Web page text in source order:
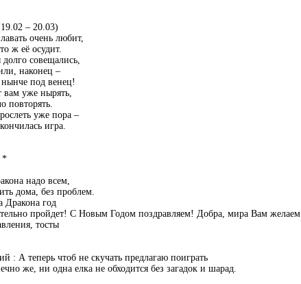
– 20.03)
очень любит,
ж её осудит.
долго совещались,
наконец –
под венец!
вам уже нырять,
повторять.
уже пора –
игра.
*
надо всем,
дома, без проблем.
Дракона год
пройдет! С Новым Годом поздравляем! Добра, мира Вам желаем
тосты
: А теперь чтоб не скучать предлагаю поиграть
же, ни одна елка не обходится без загадок и шарад.